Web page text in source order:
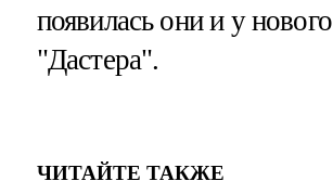
появилась они и у нового
"Дастера".
ЧИТАЙТЕ ТАКЖЕ